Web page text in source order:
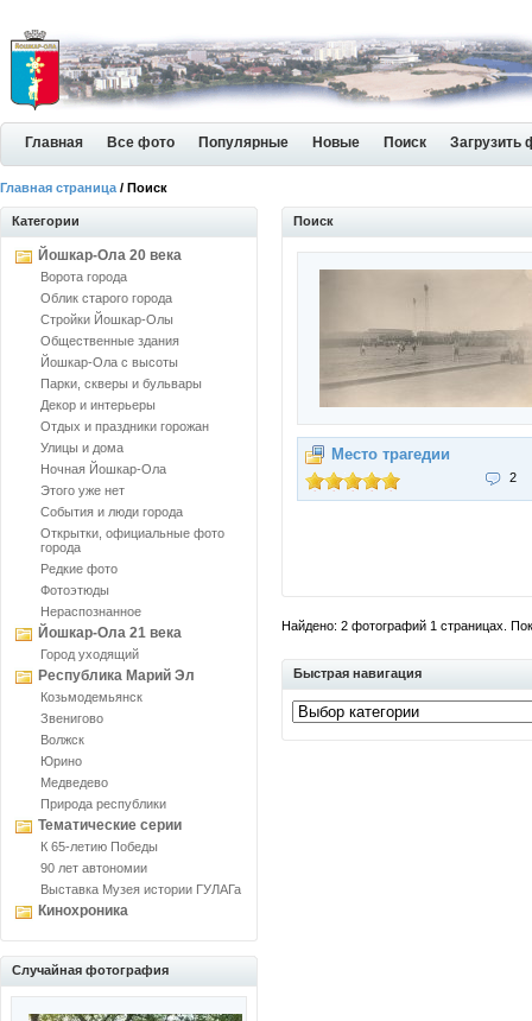
Главная Все фото Популярные Новые Поиск Загрузить
Главная страница / Поиск
Категории
Йошкар-Ола 20 века
Ворота города
Облик старого города
Стройки Йошкар-Олы
Общественные здания
Йошкар-Ола с высоты
Парки, скверы и бульвары
Декор и интерьеры
Отдых и праздники горожан
Улицы и дома
Ночная Йошкар-Ола
Этого уже нет
События и люди города
Открытки, официальные фото
города
Редкие фото
Фотоэтюды
Нераспознанное
Йошкар-Ола 21 века
Город уходящий
Республика Марий Эл
Козьмодемьянск
Звенигово
Волжск
Юрино
Медведево
Природа республики
Тематические серии
К 65-летию Победы
90 лет автономии
Выставка Музея истории ГУЛАГа
Кинохроника
Случайная фотография
Поиск
Место трагедии
2
Найдено: 2 фотографий 1 страницах.
Быстрая навигация